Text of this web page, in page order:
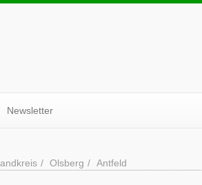
Newsletter
Olsberg Antfeld